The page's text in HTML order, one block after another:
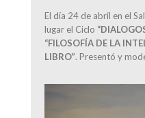
El día 24 de abril en el
lugar el Ciclo
“FILOSOFÍA DE LA
LIBRO”. Presentó y